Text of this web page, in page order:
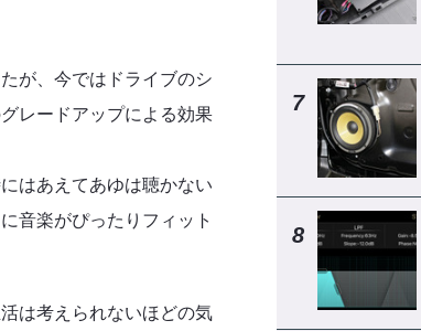
が、今ではドライブのシ
レードアップによる効果
はあえてあゆは聴かない
音楽がぴったりフィット
は考えられないほどの気